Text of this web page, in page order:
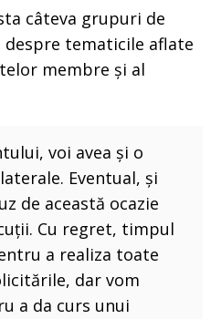
câteva grupuri de
tematicile aflate
membre și al
voi avea și o
Eventual, și
de această ocazie
Cu regret, timpul
a realiza toate
dar vom
a da curs unui